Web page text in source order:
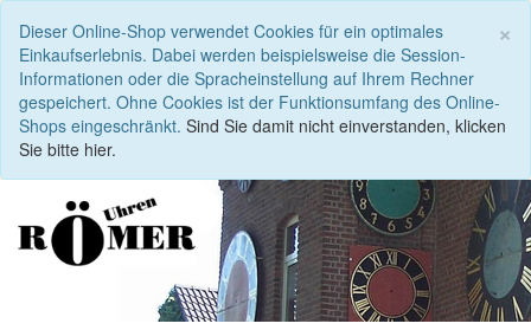
×
Dieser Online-Shop verwendet Cookies für ein optimales
Einkaufserlebnis. Dabei werden beispielsweise die Session-
Informationen oder die Spracheinstellung auf Ihrem Rechner
gespeichert. Ohne Cookies ist der Funktionsumfang des Online-
Shops eingeschränkt. Sind Sie damit nicht einverstanden, klicken
Sie bitte hier.